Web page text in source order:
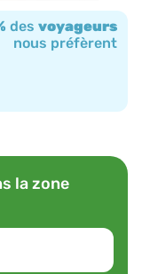
des voyageurs
nous préfèrent
la zone